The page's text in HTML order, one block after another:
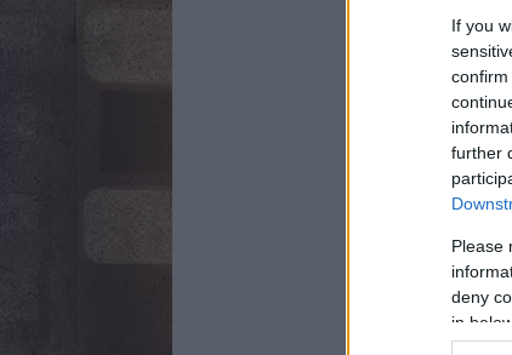
If you
further
Please
deny
in